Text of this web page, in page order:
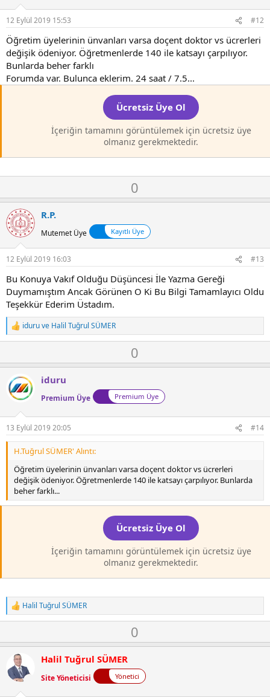
o
t
e
12 Eylül 2019 15:53 #12
Öğretim üyelerinin ünvanları varsa doçent doktor vs ücrerleri
değişik ödeniyor. Öğretmenlerde 140 ile katsayı çarpılıyor.
Bunlarda beher farklı
Forumda var. Bulunca eklerim. 24 saat / 7.5...
Ücretsiz Üye Ol
İçeriğin tamamını görüntülemek için ücretsiz üye
olmanız gerekmektedir.
O
y
a
0
o
o
t
e
R.P.
Mutemet Üye Kayıtlı Üye
12 Eylül 2019 16:03 #13
Bu Konuya Vakıf Olduğu Düşüncesi İle Yazma Gereği
Duymamıştım Ancak Görünen O Ki Bu Bilgi Tamamlayıcı Oldu
Teşekkür Ederim Üstadım.
T
e
i
l
e
r
iduruve Halil Tuğrul SÜMER
O
y
a
0
o
n
v
o
t
e
iduru
Premium Üye Premium Üye
13 Eylül 2019 20:05 #14
H.Tuğrul SÜMER' Alıntı:
Öğretim üyelerinin ünvanları varsa doçent doktor vs ücrerleri
değişik ödeniyor. Öğretmenlerde 140 ile katsayı çarpılıyor. Bunlarda
beher farklı...
Ücretsiz Üye Ol
İçeriğin tamamını görüntülemek için ücretsiz üye
olmanız gerekmektedir.
T
e
i
e
r
Halil Tuğrul SÜMER
O
y
l
a
0
o
Halil Tuğrul SÜMER
Site Yöneticisi Yönetici